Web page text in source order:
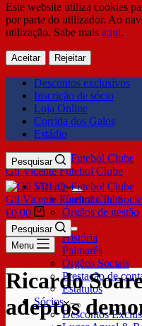
Este website utiliza cookies
por parte do utilizador. Ao
utilização. Sabe mais aqui.
Aceitar Rejeitar
Descontos exclusivos
Inscrição de sócio
Loja Online
Corrida dos Galos
Estádio
Gil Vicente Futebol Clube
Pesquisar
SDUQ
Contrato de
Órgãos de gestão
Clube
História
Palmarés
Órgãos Sociais
Prestação de
Estatutos
Sócios
Descontos
Gil Vicente Futebol Clube
€0,00
Pesquisar
Menu
Ricardo
adeptos